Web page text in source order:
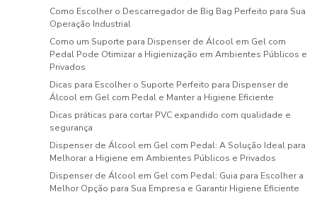
Como Escolher o Descarregador de Big Bag Perfeito para Sua
Operação Industrial
Como um Suporte para Dispenser de Álcool em Gel com
Pedal Pode Otimizar a Higienização em Ambientes Públicos e
Privados
Dicas para Escolher o Suporte Perfeito para Dispenser de
Álcool em Gel com Pedal e Manter a Higiene Eficiente
Dicas práticas para cortar PVC expandido com qualidade e
segurança
Dispenser de Álcool em Gel com Pedal: A Solução Ideal para
Melhorar a Higiene em Ambientes Públicos e Privados
Dispenser de Álcool em Gel com Pedal: Guia para Escolher a
Melhor Opção para Sua Empresa e Garantir Higiene Eficiente